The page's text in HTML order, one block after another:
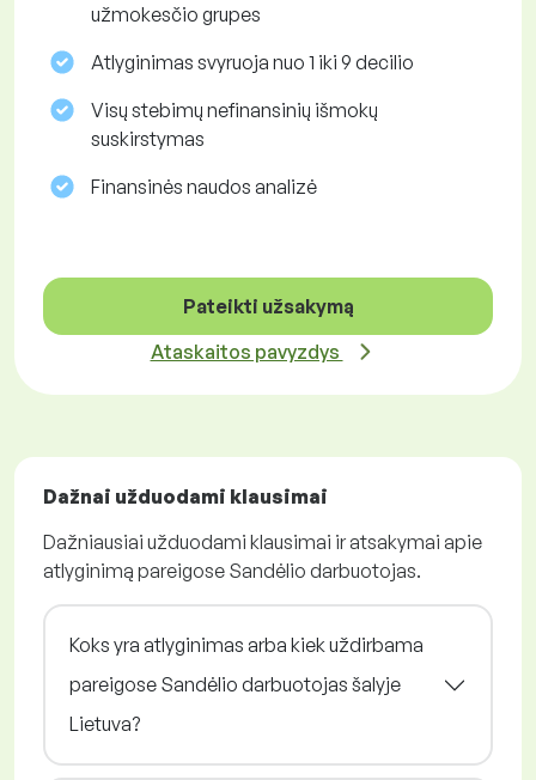
užmokesčio grupes
Atlyginimas svyruoja nuo 1 iki 9 decilio
Visų stebimų nefinansinių išmokų
suskirstymas
Finansinės naudos analizė
Pateikti užsakymą
Ataskaitos pavyzdys
Dažnai užduodami klausimai
Dažniausiai užduodami klausimai ir atsakymai apie
atlyginimą pareigose Sandėlio darbuotojas.
Koks yra atlyginimas arba kiek uždirbama
pareigose Sandėlio darbuotojas šalyje
Lietuva?